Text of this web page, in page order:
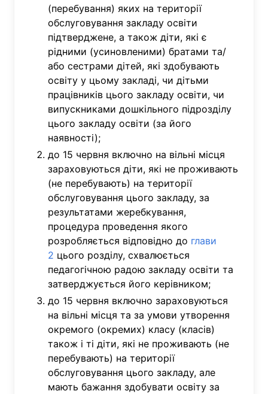
(перебування) яких на території
обслуговування закладу освіти
підтверджене, а також діти, які є
рідними (усиновленими) братами та/
або сестрами дітей, які здобувають
освіту у цьому закладі, чи дітьми
працівників цього закладу освіти, чи
випускниками дошкільного підрозділу
цього закладу освіти (за його
наявності);
до 15 червня включно на вільні місця
зараховуються діти, які не проживають
(не перебувають) на території
обслуговування цього закладу, за
результатами жеребкування,
процедура проведення якого
розробляється відповідно до глави
2 цього розділу, схвалюється
педагогічною радою закладу освіти та
затверджується його керівником;
до 15 червня включно зараховуються
на вільні місця та за умови утворення
окремого (окремих) класу (класів)
також і ті діти, які не проживають (не
перебувають) на території
обслуговування цього закладу, але
мають бажання здобувати освіту за